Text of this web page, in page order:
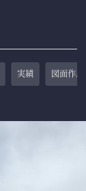
実績 図面作成